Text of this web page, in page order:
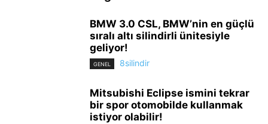
BMW 3.0 CSL, BMW’nin en güçlü
sıralı altı silindirli ünitesiyle
geliyor!
GENEL 8silindir
Mitsubishi Eclipse ismini tekrar
bir spor otomobilde kullanmak
istiyor olabilir!